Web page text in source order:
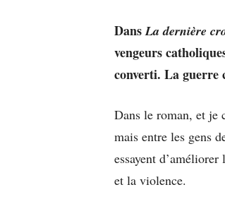
DansLa dernière
vengeurs
converti. La guerre
Dans le roman, et je
mais entre les gens
essayent
et la violence.